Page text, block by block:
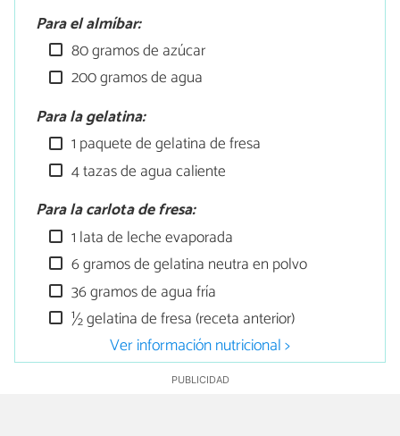
Para el almíbar:
80 gramos de azúcar
200 gramos de agua
Para la gelatina:
1 paquete de gelatina de fresa
4 tazas de agua caliente
Para la carlota de fresa:
1 lata de leche evaporada
6 gramos de gelatina neutra en polvo
36 gramos de agua fría
½ gelatina de fresa (receta anterior)
Ver información nutricional >